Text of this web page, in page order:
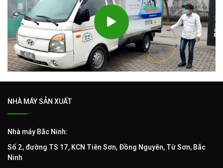
NHÀ MÁY SẢN XUẤT
Nhà máy Bắc Ninh:
Số 2, đường TS 17, KCN Tiên Sơn, Đồng Nguyên, Từ Sơn, Bắc
Ninh